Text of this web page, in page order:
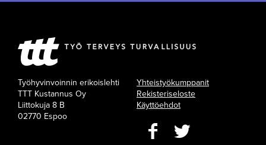
Työhyvinvoinnin erikoislehti
TTT Kustannus Oy
Liittokuja 8 B
02770 Espoo
Yhteistyökumppanit
Rekisteriseloste
Käyttöehdot